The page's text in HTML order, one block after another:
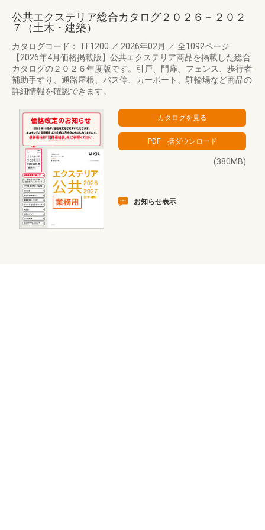
公共エクステリア総合カタログ２０２６－２０２
７（土木・建築）
カタログコード： TF1200 ／ 2026年02月 ／ 全1092ページ
【2026年4月価格掲載版】公共エクステリア商品を掲載した総合
カタログの２０２６年度版です。引戸、門扉、フェンス、歩行者
補助手すり、通路屋根、バス停、カーポート、駐輪場など商品の
詳細情報を確認できます。
(380MB)
お知らせ表示